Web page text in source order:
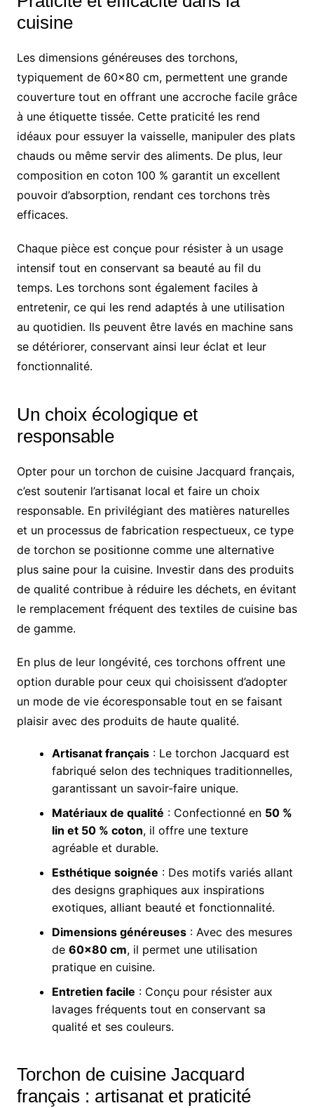
cuisine
Les dimensions généreuses des torchons,
typiquement de 60×80 cm, permettent une grande
couverture tout en offrant une accroche facile grâce
à une étiquette tissée. Cette praticité les rend
idéaux pour essuyer la vaisselle, manipuler des plats
chauds ou même servir des aliments. De plus, leur
composition en coton 100 % garantit un excellent
pouvoir d’absorption, rendant ces torchons très
efficaces.
Chaque pièce est conçue pour résister à un usage
intensif tout en conservant sa beauté au fil du
temps. Les torchons sont également faciles à
entretenir, ce qui les rend adaptés à une utilisation
au quotidien. Ils peuvent être lavés en machine sans
se détériorer, conservant ainsi leur éclat et leur
fonctionnalité.
Un choix écologique et
responsable
Opter pour un torchon de cuisine Jacquard français,
c’est soutenir l’artisanat local et faire un choix
responsable. En privilégiant des matières naturelles
et un processus de fabrication respectueux, ce type
de torchon se positionne comme une alternative
plus saine pour la cuisine. Investir dans des produits
de qualité contribue à réduire les déchets, en évitant
le remplacement fréquent des textiles de cuisine bas
de gamme.
En plus de leur longévité, ces torchons offrent une
option durable pour ceux qui choisissent d’adopter
un mode de vie écoresponsable tout en se faisant
plaisir avec des produits de haute qualité.
Artisanat français: Le torchon Jacquard est
fabriqué selon des techniques traditionnelles,
garantissant un savoir-faire unique.
Matériaux de qualité : Confectionné en 50 %
lin et 50 % coton, il offre une texture
agréable et durable.
Esthétique soignée : Des motifs variés allant
des designs graphiques aux inspirations
exotiques, alliant beauté et fonctionnalité.
Dimensions généreuses: Avec des mesures
de 60×80 cm, il permet une utilisation
pratique en cuisine.
Entretien facile : Conçu pour résister aux
lavages fréquents tout en conservant sa
qualité et ses couleurs.
Torchon de cuisine Jacquard
français : artisanat et praticité